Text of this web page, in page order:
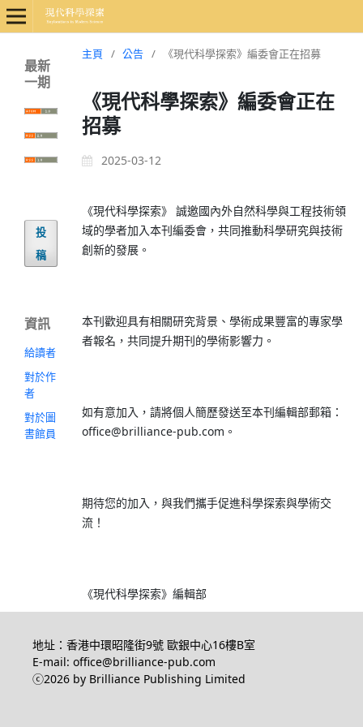
主頁 / 公告 / 《現代科學探索》編委會正在招募
《現代科學探索》編委會正在
招募
2025-03-12
《現代科學探索》 誠邀國內外自然科學與工程技術領
域的學者加入本刊編委會，共同推動科學研究與技術
創新的發展。
本刊歡迎具有相關研究背景、學術成果豐富的專家學
者報名，共同提升期刊的學術影響力。
如有意加入，請將個人簡歷發送至本刊編輯部郵箱：
office@brilliance-pub.com。
期待您的加入，與我們攜手促進科學探索與學術交
流！
《現代科學探索》編輯部
最新
一期
投
稿
資訊
給讀者
對於作
者
對於圖
書館員
地址：香港中環昭隆街9號 歐銀中心16樓B室
E-mail: office@brilliance-pub.com
ⓒ2026 by Brilliance Publishing Limited